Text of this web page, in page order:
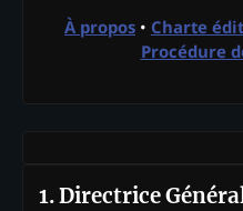
À propos • Charte
Procédure
1. Directrice